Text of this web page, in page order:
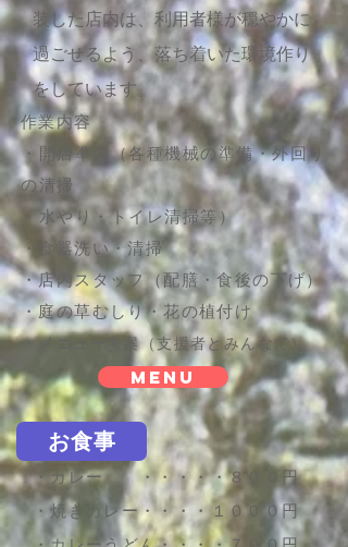
装した店内は、利用者様が穏やかに
過ごせるよう、落ち着いた環境作り
をしています。
作業内容
・開店準備（各種機械の準備・外回り
の清掃
・水やり・トイレ清掃等）
​・
食器洗い・清掃
・店内スタッフ（配膳・食後の下げ）
・庭の草むしり・花の植付け
​・メニュー考案（支援者とみんなで）
Menu
お食事
・カレー ・・・・・８００円
・焼きカレー・・・・１０００円